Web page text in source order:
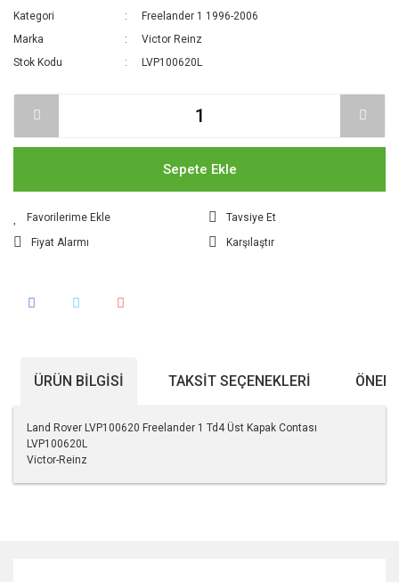
Kategori
Freelander 1 1996-2006
Marka
Victor Reinz
Stok Kodu
LVP100620L
Sepete Ekle
Tavsiye Et
Fiyat Alarmı
Karşılaştır
ÜRÜN BILGISI TAKSIT SEÇENEKLERI
Land Rover LVP100620 Freelander 1 Td4 Üst Kapak Contası
LVP100620L
Victor-Reinz